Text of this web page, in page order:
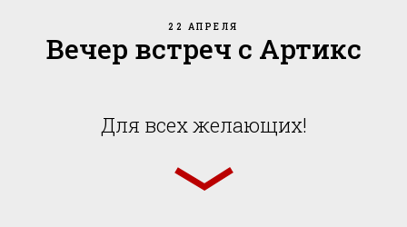
22 АПРЕЛЯ
Вечер встреч с Артикс
Для всех желающих!